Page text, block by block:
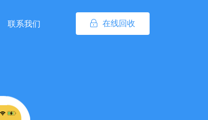
在线回收
联系我们